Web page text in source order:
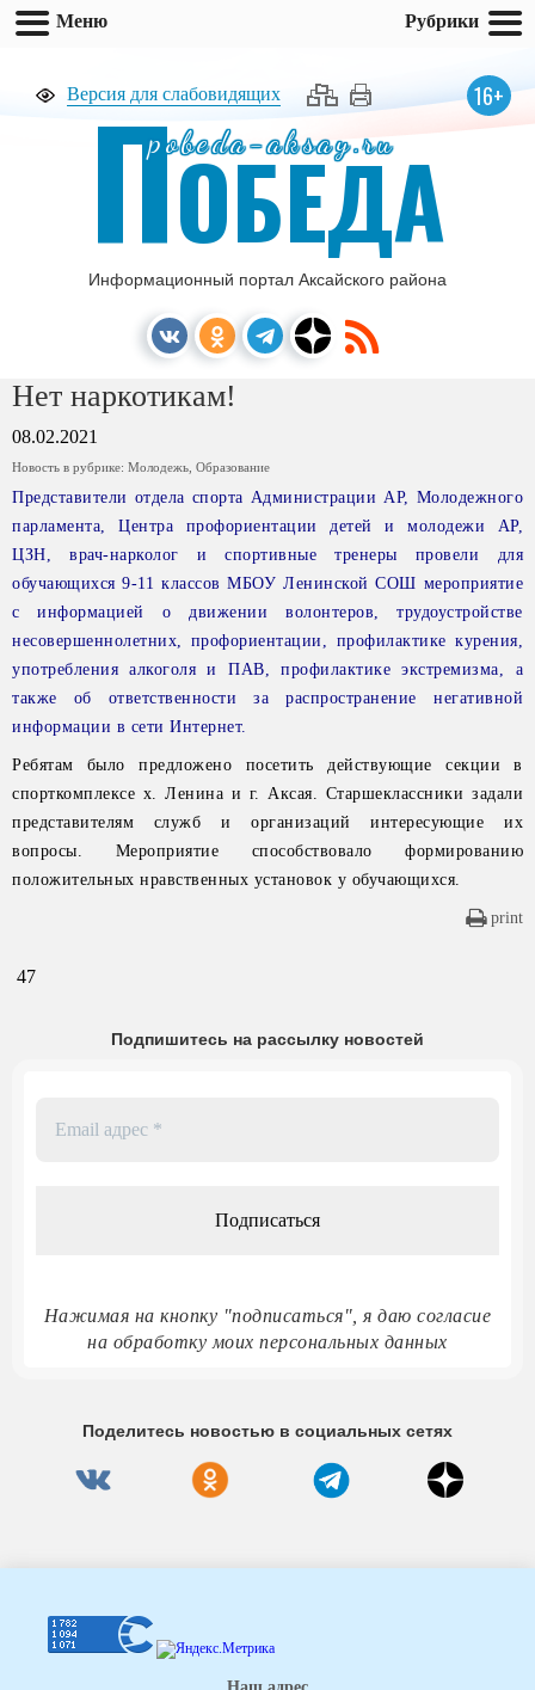
Версия для слабовидящих 16+
pobeda-aksay.ru
ПОБЕДА
Информационный портал Аксайского района
Нет наркотикам!
08.02.2021
Новость в рубрике: Молодежь Образование
Представители отдела спорта Администрации АР, Молодежного
парламента, Центра профориентации детей и молодежи АР,
ЦЗН, врач-нарколог и спортивные тренеры провели для
обучающихся 9-11 классов МБОУ Ленинской СОШ мероприятие
с информацией о движении волонтеров, трудоустройстве
несовершеннолетних, профориентации, профилактике курения,
употребления алкоголя и ПАВ, профилактике экстремизма, а
также об ответственности за распространение негативной
информации в сети Интернет.
Ребятам было предложено посетить действующие секции в
спорткомплексе х. Ленина и г. Аксая. Старшеклассники задали
представителям служб и организаций интересующие их
вопросы. Мероприятие способствовало формированию
положительных нравственных установок у обучающихся.
print
47
Подпишитесь на рассылку новостей
Нажимая на кнопку "подписаться", я даю согласие
на обработку моих персональных данных
Поделитесь новостью в социальных сетях
Наш адрес
Меню Рубрики